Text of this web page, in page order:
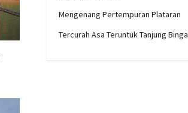
Mengenang Pertempuran Plataran
Tercurah Asa Teruntuk Tanjung Binga